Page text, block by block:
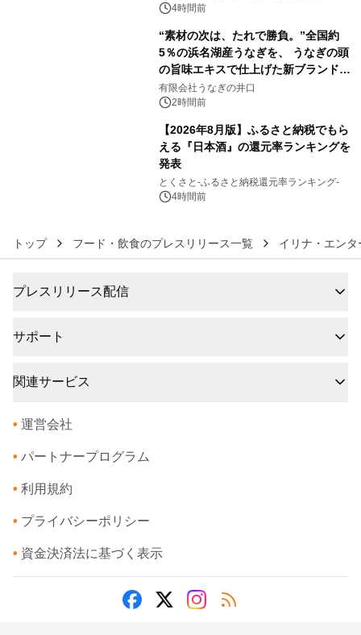
4時間前
“素材の次は、たれで勝負。”全国約
5％の浜名湖産うなぎを、 うなぎの頭
の旨味エキスで仕上げた新ブランド
「井口の誉」誕生
有限会社うなぎの井口
2時間前
【2026年8月版】ふるさと納税でもら
える『日本酒』の還元率ランキングを
発表
とくさと-ふるさと納税還元率ランキング-
4時間前
トップ フード・飲食のプレスリリース一覧 イリナ・エン
プレスリリース配信
サポート
関連サービス
• 運営会社
• パートナープログラム
• 利用規約
• プライバシーポリシー
• 資金決済法に基づく表示